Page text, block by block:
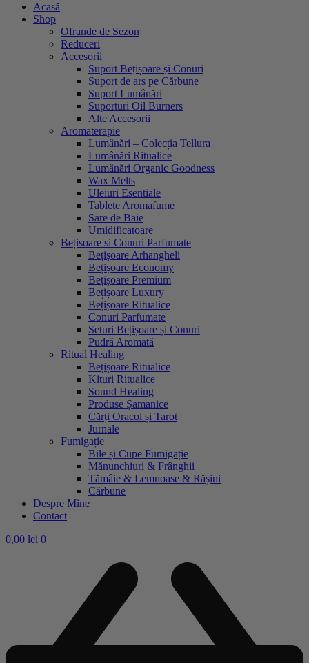
Acasă
Shop
Ofrande de Sezon
Reduceri
Accesorii
Suport Bețișoare și Conuri
Suport de ars pe Cărbune
Suport Lumânări
Suporturi Oil Burners
Alte Accesorii
Aromaterapie
Lumânări – Colecția Tellura
Lumânări Ritualice
Lumânări Organic Goodness
Wax Melts
Uleiuri Esentiale
Tablete Aromafume
Sare de Baie
Umidificatoare
Bețisoare si Conuri Parfumate
Bețișoare Arhangheli
Bețișoare Economy
Bețișoare Premium
Bețișoare Luxury
Bețișoare Ritualice
Conuri Parfumate
Seturi Bețișoare și Conuri
Pudră Aromată
Ritual Healing
Bețișoare Ritualice
Kituri Ritualice
Sound Healing
Produse Șamanice
Cărți Oracol și Tarot
Jurnale
Fumigație
Bile și Cupe Fumigație
Mănunchiuri & Frânghii
Tămâie & Lemnoase & Rășini
Cărbune
Despre Mine
Contact
0,00 lei 0